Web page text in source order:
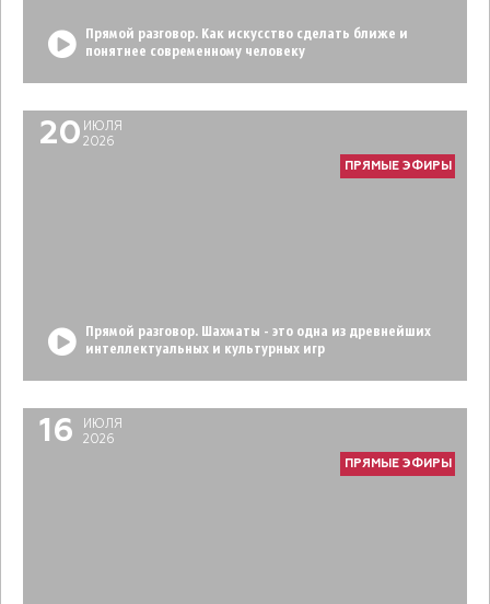
Прямой разговор. Как искусство сделать ближе и
понятнее современному человеку
20 ИЮЛЯ
2026
ПРЯМЫЕ ЭФИРЫ
Прямой разговор. Шахматы - это одна из древнейших
интеллектуальных и культурных игр
16
ИЮЛЯ
2026
ПРЯМЫЕ ЭФИРЫ